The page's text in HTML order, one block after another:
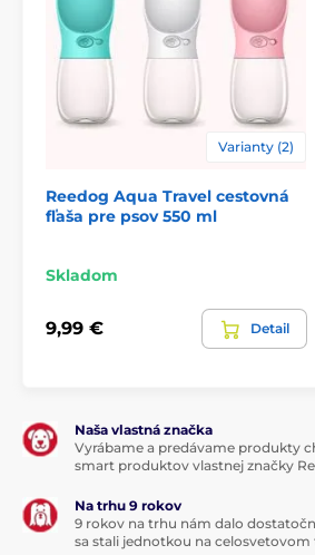
Reedog autopoťah do kufra pre
sa jednoducho umyť alebo vyprať v
veľmi praktický, ľahko sa dá uchytiť
pomocou prísaviek, takže bude
Varianty (2)
Reedog Aqua Travel cestovná
fľaša pre psov 550 ml
Skladom
9,99 € Detail
Naša vlastná značka
Vyrábame a predávame produkty
smart produktov vlastnej značky
Na trhu 9 rokov
9 rokov na trhu nám dalo
sa stali jednotkou na celosvetovom